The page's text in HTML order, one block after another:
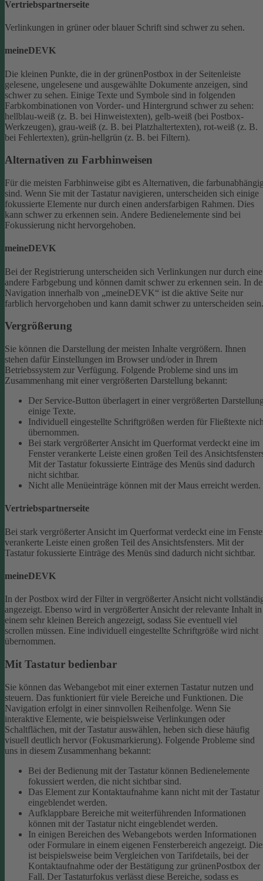
Vertriebspartnerseite
Verlinkungen in grüner oder blauer Schrift sind schwer zu sehen.
meineDEVK
Die kleinen Punkte, die in der grünenPostbox in der Seitenleiste
gelesene, ungelesene und ausgewählte Dokumente anzeigen, sind
schwer zu sehen. Einige Texte und Symbole sind in folgenden
Farbkombinationen von Vorder- und Hintergrund schwer zu sehen:
hellblau-weiß (z. B. bei Hinweistexten), gelb-weiß (bei Postbox-
Werkzeugen), grau-weiß (z. B. bei Platzhaltertexten), rot-weiß (z. B.
bei Fehlertexten), grün-hellgrün (z. B. bei Filtern).
Alternativen zu Farbhinweisen
Für die meisten Farbhinweise gibt es Alternativen, die
sind. Wenn Sie mit der Tastatur navigieren, unterscheiden sich einige
fokussierte Elemente nur durch einen andersfarbigen Rahmen. Dies
kann schwer zu erkennen sein. Andere Bedienelemente sind bei
Fokussierung nicht hervorgehoben.
meineDEVK
Bei der Registrierung unterscheiden sich Verlinkungen nur durch eine
andere Farbgebung und können damit schwer zu erkennen sein. In
Navigation innerhalb von „meineDEVK“ ist die aktive Seite nur
farblich hervorgehoben und kann damit schwer zu unterscheiden sein.
Vergrößerung
Sie können die Darstellung der meisten Inhalte vergrößern. Ihnen
stehen dafür Einstellungen im Browser und/oder in Ihrem
Betriebssystem zur Verfügung. Folgende Probleme sind uns im
Zusammenhang mit einer vergrößerten Darstellung bekannt:
Der Service-Button überlagert in einer vergrößerten
einige Texte.
Individuell eingestellte Schriftgrößen werden für Fließtexte
übernommen.
Bei stark vergrößerter Ansicht im Querformat verdeckt eine im
Fenster verankerte Leiste einen großen Teil des
Mit der Tastatur fokussierte Einträge des Menüs sind dadurch
nicht sichtbar.
Nicht alle Menüeinträge können mit der Maus erreicht werden.
Vertriebspartnerseite
Bei stark vergrößerter Ansicht im Querformat verdeckt eine im
verankerte Leiste einen großen Teil des Ansichtsfensters. Mit der
Tastatur fokussierte Einträge des Menüs sind dadurch nicht sichtbar.
meineDEVK
In der Postbox wird der Filter in vergrößerter Ansicht nicht
angezeigt. Ebenso wird in vergrößerter Ansicht der relevante Inhalt in
einem sehr kleinen Bereich angezeigt, sodass Sie eventuell viel
scrollen müssen. Eine individuell eingestellte Schriftgröße wird nicht
übernommen.
Mit Tastatur bedienbar
Sie können das Webangebot mit einer externen Tastatur nutzen und
steuern. Das funktioniert für viele Bereiche und Funktionen. Die
Navigation erfolgt in einer sinnvollen Reihenfolge. Wenn Sie
interaktive Elemente, wie beispielsweise Verlinkungen oder
Schaltflächen, mit der Tastatur auswählen, heben sich diese häufig
visuell deutlich hervor (Fokusmarkierung). Folgende Probleme sind
uns in diesem Zusammenhang bekannt:
Bei der Bedienung mit der Tastatur können Bedienelemente
fokussiert werden, die nicht sichtbar sind.
Das Element zur Kontaktaufnahme kann nicht mit der Tastatur
eingeblendet werden.
Aufklappbare Bereiche mit weiterführenden Informationen
können mit der Tastatur nicht eingeblendet werden.
In einigen Bereichen des Webangebots werden Informationen
oder Formulare in einem eigenen Fensterbereich angezeigt.
ist beispielsweise beim Vergleichen von Tarifdetails, bei der
Kontaktaufnahme oder der Bestätigung zur grünenPostbox der
Fall. Der Tastaturfokus verlässt diese Bereiche, sodass es